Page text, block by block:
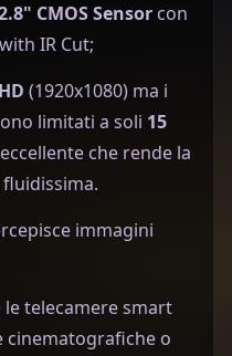
CMOS Sensor con
IR Cut;
(1920x1080) ma i
limitati a soli 15
che rende la
immagini
le telecamere smart
cinematografiche o